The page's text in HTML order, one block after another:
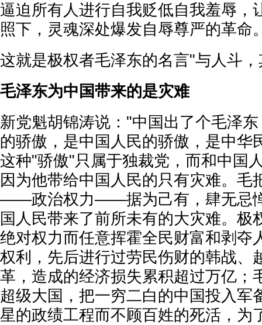
逼迫所有人进行自我贬低自我羞辱，
照下，灵魂深处爆发自辱尊严的革命
这就是极权者毛泽东的名言"与人斗
毛泽东为中国带来的是灾难
新党魁胡锦涛说："中国出了个毛泽
的骄傲，是中国人民的骄傲，是中华
这种"骄傲"只属于独裁党，而和中国
因为他带给中国人民的只有灾难。毛
——政治权力——据为己有，肆无忌
国人民带来了前所未有的大灾难。极
绝对权力而任意挥霍全民财富和剥夺
权利，先后进行过劳民伤财的韩战、
革，造成的经济损失累积超过万亿；
超级大国，把一穷二白的中国投入军
星的政绩工程而不顾百姓的死活，为